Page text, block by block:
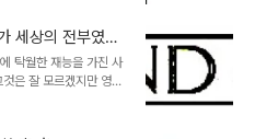
역 스타로서의 입지를
술영화의 경계를 넘나들
트 드 니로. 이 두 배우가
작 [숨바꼭질]은 흥행이
1주차에 2196만 달
세상의 전부였던
탁월한 재능을 가진 사
은 잘 모르겠지만 영화
같이 개성강하고 어딘